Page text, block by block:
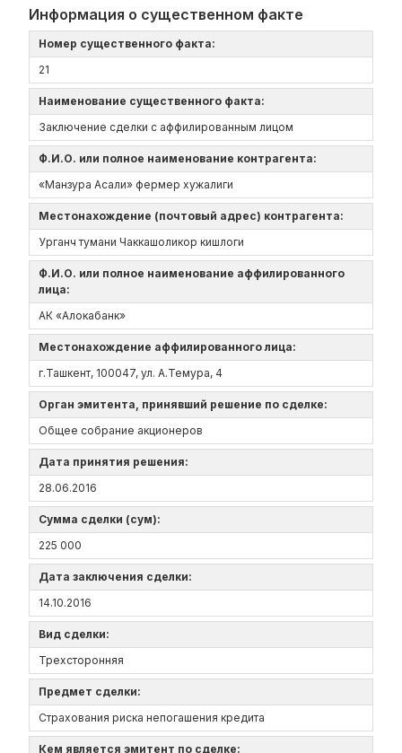
Информация о существенном факте
Номер существенного факта:
21
Наименование существенного факта:
Заключение сделки с аффилированным лицом
Ф.И.О. или полное наименование контрагента:
«Манзура Асали» фермер хужалиги
Местонахождение (почтовый адрес) контрагента:
Урганч тумани Чаккашоликор кишлоги
Ф.И.О. или полное наименование аффилированного
лица:
АК «Алокабанк»
Местонахождение аффилированного лица:
г.Ташкент, 100047, ул. А.Темура, 4
Орган эмитента, принявший решение по сделке:
Общее собрание акционеров
Дата принятия решения:
28.06.2016
Сумма сделки (сум):
225 000
Дата заключения сделки:
14.10.2016
Вид сделки:
Трехсторонняя
Предмет сделки:
Страхования риска непогашения кредита
Кем является эмитент по сделке: